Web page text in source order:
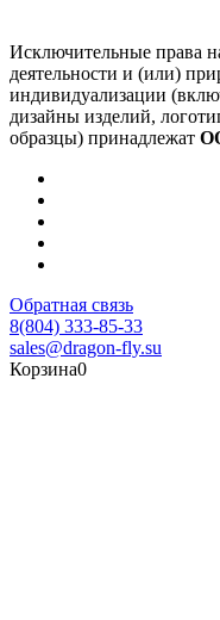
Исключительные права
деятельности и (или)
индивидуализации
дизайны изделий,
образцы) принадлежат
Обратная связь
8(804) 333-85-33
sales@dragon-fly.su
Корзина0